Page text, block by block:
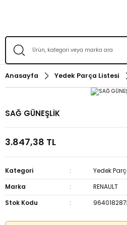
Anasayfa Yedek Parça Listesi
SAĞ GÜNEŞLİK
3.847,38 TL
Kategori
Yedek
Marka
RENAULT
Stok Kodu